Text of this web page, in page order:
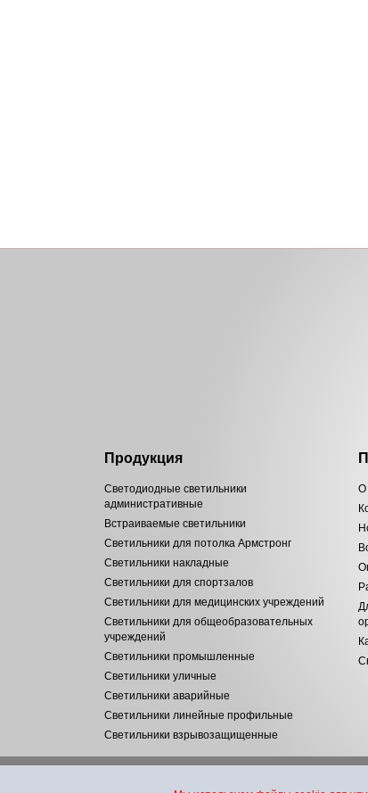
Продукция
Светодиодные светильники
административные
Встраиваемые светильники
Светильники для потолка Армстронг
Светильники накладные
Светильники для спортзалов
Светильники для медицинских учреждений
Светильники для общеобразовательных
учреждений
Светильники промышленные
Светильники уличные
Светильники аварийные
Светильники линейные профильные
Светильники взрывозащищенные
О